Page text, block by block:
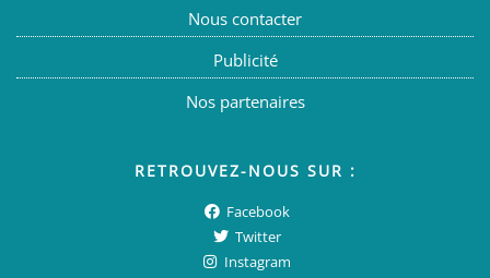
Nous contacter
Publicité
Nos partenaires
RETROUVEZ-NOUS SUR :
Facebook
Twitter
Instagram